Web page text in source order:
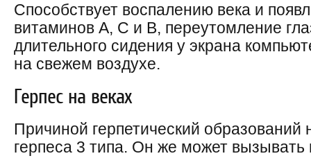
Способствует воспалению века и
витаминов A, C и B, переутомление
длительного сидения у экрана
на свежем воздухе.
Герпес на веках
Причиной герпетический образований
герпеса 3 типа. Он же может